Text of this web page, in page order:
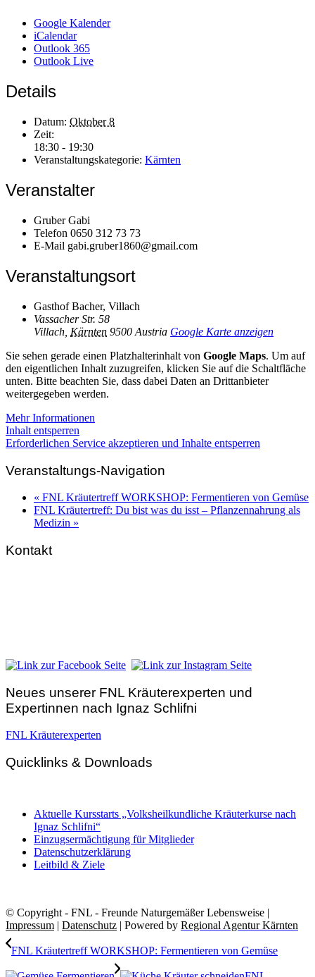
Google Kalender
iCalendar
Outlook 365
Outlook Live
Details
Datum: Oktober 8
Zeit:
18:30 - 19:30
Veranstaltungskategorie: Kärnten
Veranstalter
Gruber Gabi
Telefon 0650 312 73 73
E-Mail gabi.gruber1860@gmail.com
Veranstaltungsort
Gasthof Bacher, Villach
Vassacher Str. 58
Villach Kärnten 9500 Austria Google Karte anzeigen
Sie sehen gerade einen Platzhalterinhalt von Google Maps. Um auf
den eigentlichen Inhalt zuzugreifen, klicken Sie auf die Schaltfläche
unten. Bitte beachten Sie, dass dabei Daten an Drittanbieter
weitergegeben werden.
Mehr Informationen
Inhalt entsperren
Erforderlichen Service akzeptieren und Inhalte entsperren
Veranstaltungs-Navigation
« FNL Kräutertreff WORKSHOP: Fermentieren von Gemüse
FNL Kräutertreff: Du bist was du isst – Pflanzennahrung als
Medizin »
Kontakt
Neues unserer FNL Kräuterexperten und
Expertinnen nach Ignaz Schlifni
FNL Kräuterexperten
Quicklinks & Downloads
Aktuelle Kursstarts „Volksheilkundliche Kräuterkurse nach
Ignaz Schlifni“
Einzugsermächtigung für Mitglieder
Datenschutzerklärung
Leitbild & Ziele
© Copyright - FNL - Freunde Naturgemäßer Lebensweise |
Impressum | Datenschutz | Powered by Regional Agentur Kärnten
FNL Kräutertreff WORKSHOP: Fermentieren von Gemüse